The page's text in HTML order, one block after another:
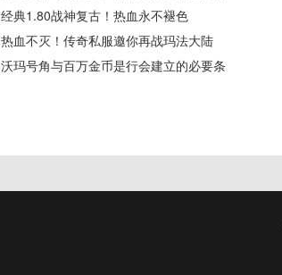
经典1.80战神复古！热血永不褪色
热血不灭！传奇私服邀你再战玛法大陆
沃玛号角与百万金币是行会建立的必要条